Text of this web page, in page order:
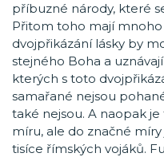
příbuzné národy, které
Přitom toho mají
dvojpřikázání lásky by
stejného Boha a
kterých s toto
samařané nejsou
také nejsou. A naopak
míru, ale do značné
tisíce římských vojáků.